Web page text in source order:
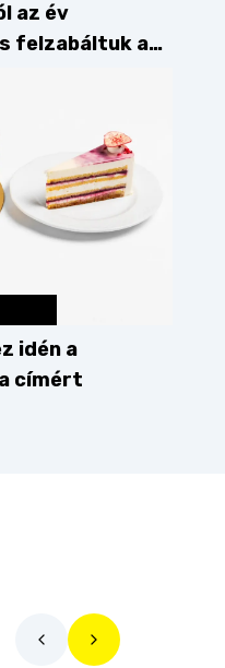
az év
felzabáltuk a
idén a
címért